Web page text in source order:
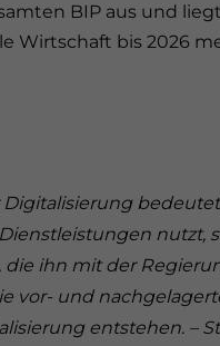
BIP aus und
Wirtschaft bis 2026
Digitalisierung
nutzt,
die ihn mit der
vor- und
entstehen. –